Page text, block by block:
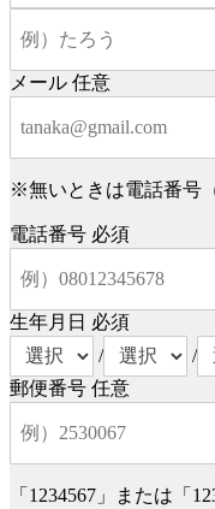
メール 任意
※無いときは電話番号
電話番号 必須
生年月日 必須
/
/
郵便番号 任意
「1234567」または「